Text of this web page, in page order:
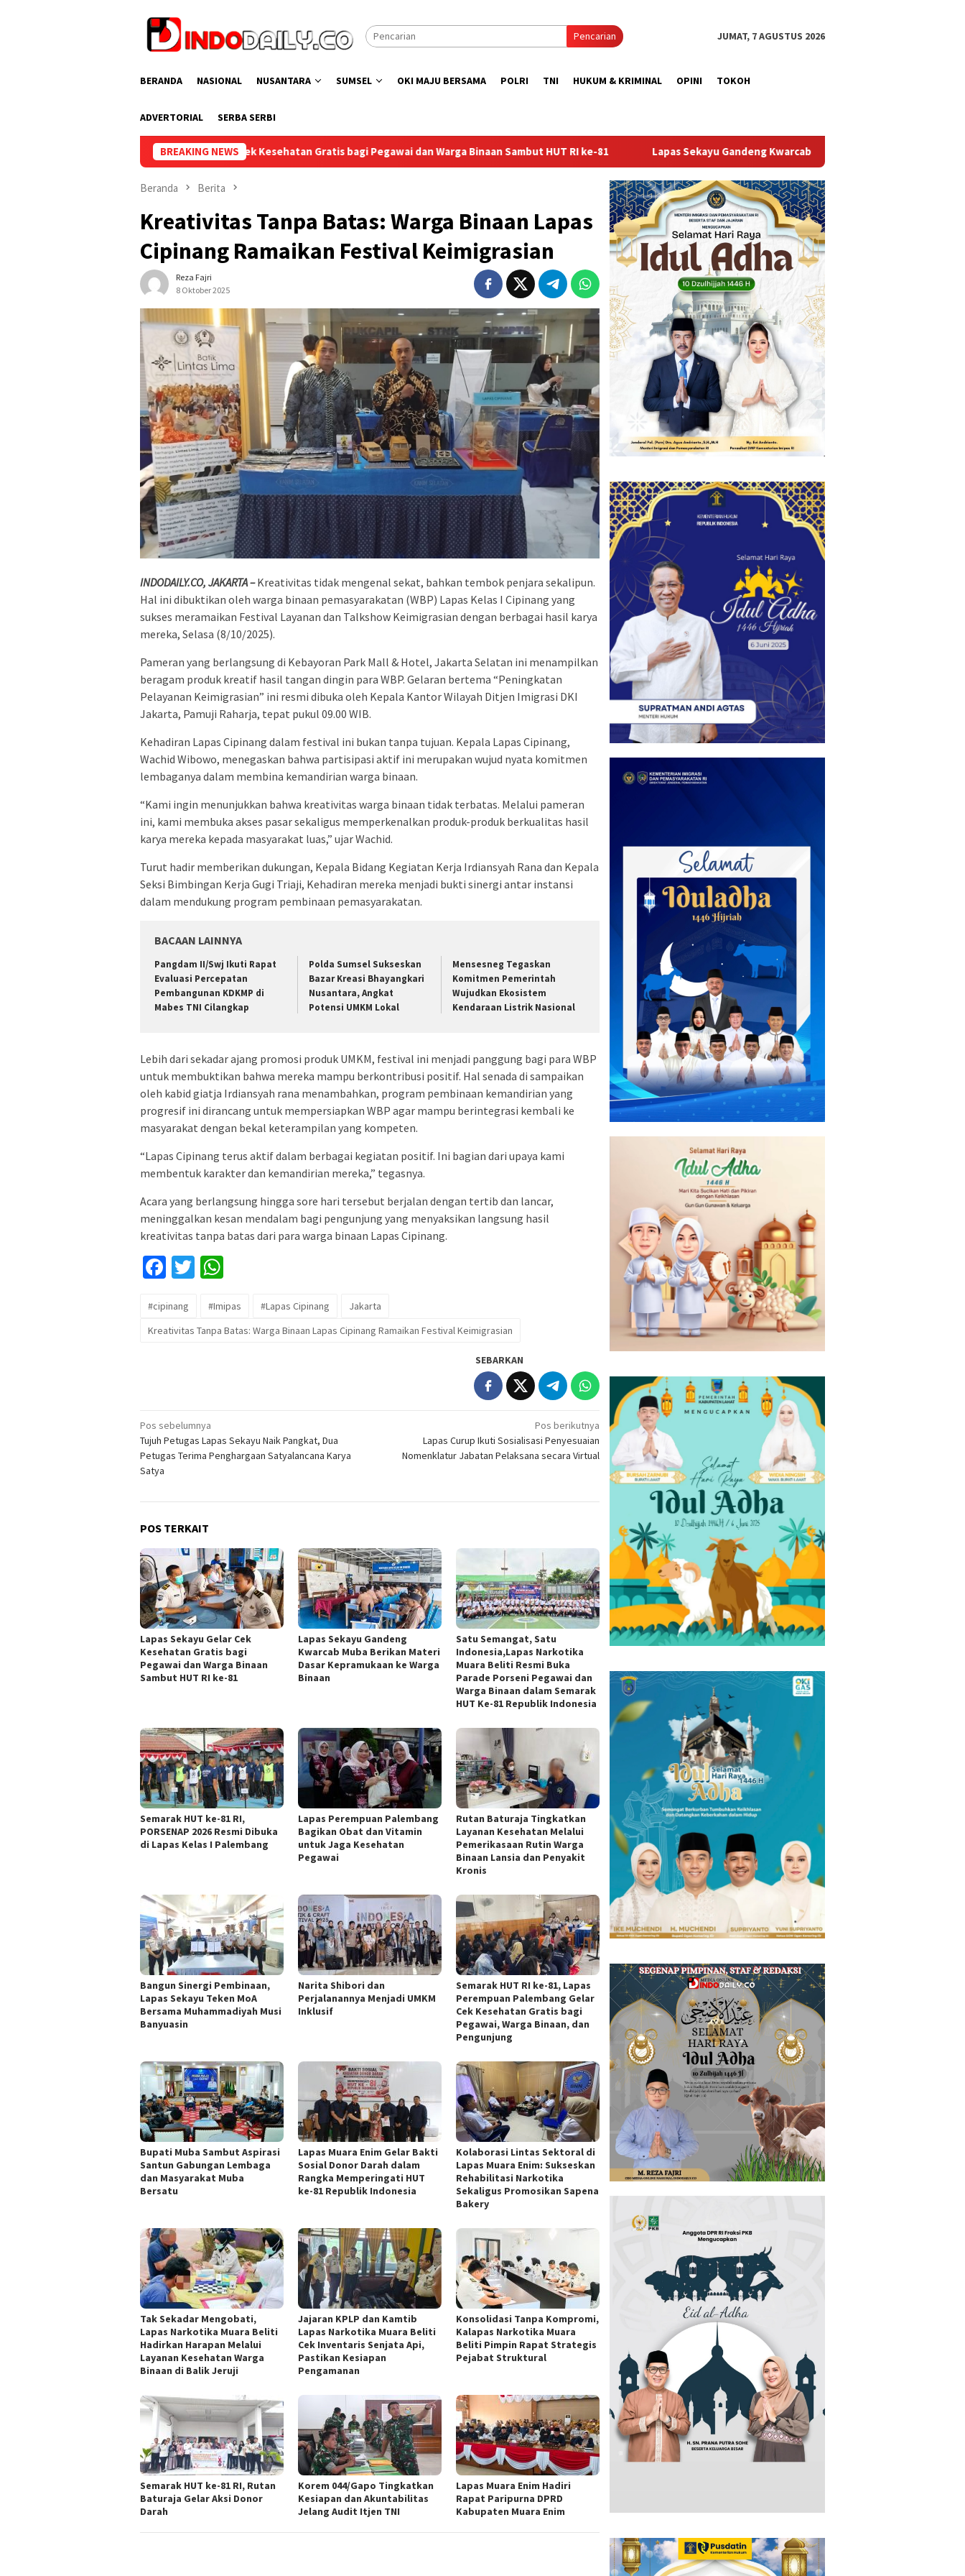
Pencarian JUMAT, 7 AGUSTUS 2026
BERANDA NASIONAL NUSANTARA SUMSEL OKI MAJU BERSAMA POLRI TNI HUKUM & KRIMINAL OPINI TOKOH
ADVERTORIAL SERBA SERBI
BREAKING NEWS
Sekayu Gelar Cek Kesehatan Gratis bagi Pegawai dan Warga Binaan Sambut HUT RI ke-81 Lapas Sekayu Gandeng Kwarcab Muba Berikan Materi Dasar Kepramukaan ke Warga Binaan
Beranda Berita
Kreativitas Tanpa Batas: Warga Binaan Lapas
Cipinang Ramaikan Festival Keimigrasian
Reza Fajri
8 Oktober 2025
INDODAILY.CO, JAKARTA – Kreativitas tidak mengenal sekat, bahkan tembok penjara sekalipun.
Hal ini dibuktikan oleh warga binaan pemasyarakatan (WBP) Lapas Kelas I Cipinang yang
sukses meramaikan Festival Layanan dan Talkshow Keimigrasian dengan berbagai hasil karya
mereka, Selasa (8/10/2025).
Pameran yang berlangsung di Kebayoran Park Mall & Hotel, Jakarta Selatan ini menampilkan
beragam produk kreatif hasil tangan dingin para WBP. Gelaran bertema “Peningkatan
Pelayanan Keimigrasian” ini resmi dibuka oleh Kepala Kantor Wilayah Ditjen Imigrasi DKI
Jakarta, Pamuji Raharja, tepat pukul 09.00 WIB.
Kehadiran Lapas Cipinang dalam festival ini bukan tanpa tujuan. Kepala Lapas Cipinang,
Wachid Wibowo, menegaskan bahwa partisipasi aktif ini merupakan wujud nyata komitmen
lembaganya dalam membina kemandirian warga binaan.
“Kami ingin menunjukkan bahwa kreativitas warga binaan tidak terbatas. Melalui pameran
ini, kami membuka akses pasar sekaligus memperkenalkan produk-produk berkualitas hasil
karya mereka kepada masyarakat luas,” ujar Wachid.
Turut hadir memberikan dukungan, Kepala Bidang Kegiatan Kerja Irdiansyah Rana dan Kepala
Seksi Bimbingan Kerja Gugi Triaji, Kehadiran mereka menjadi bukti sinergi antar instansi
dalam mendukung program pembinaan pemasyarakatan.
BACAAN LAINNYA
Pangdam II/Swj Ikuti Rapat
Evaluasi Percepatan
Pembangunan KDKMP di
Mabes TNI Cilangkap
Polda Sumsel Sukseskan
Bazar Kreasi Bhayangkari
Nusantara, Angkat
Potensi UMKM Lokal
Mensesneg Tegaskan
Komitmen Pemerintah
Wujudkan Ekosistem
Kendaraan Listrik Nasional
Lebih dari sekadar ajang promosi produk UMKM, festival ini menjadi panggung bagi para WBP
untuk membuktikan bahwa mereka mampu berkontribusi positif. Hal senada di sampaikan
oleh kabid giatja Irdiansyah rana menambahkan, program pembinaan kemandirian yang
progresif ini dirancang untuk mempersiapkan WBP agar mampu berintegrasi kembali ke
masyarakat dengan bekal keterampilan yang kompeten.
“Lapas Cipinang terus aktif dalam berbagai kegiatan positif. Ini bagian dari upaya kami
membentuk karakter dan kemandirian mereka,” tegasnya.
Acara yang berlangsung hingga sore hari tersebut berjalan dengan tertib dan lancar,
meninggalkan kesan mendalam bagi pengunjung yang menyaksikan langsung hasil
kreativitas tanpa batas dari para warga binaan Lapas Cipinang.
Facebook
Twitter
#cipinang #Imipas #Lapas Cipinang
Jakarta
Kreativitas Tanpa Batas: Warga Binaan Lapas Cipinang Ramaikan Festival Keimigrasian
SEBARKAN
Navigasi
pos
Pos sebelumnya
Tujuh Petugas Lapas Sekayu Naik Pangkat, Dua
Petugas Terima Penghargaan Satyalancana Karya
Satya
Pos berikutnya
Lapas Curup Ikuti Sosialisasi Penyesuaian
Nomenklatur Jabatan Pelaksana secara Virtual
POS TERKAIT
Lapas Sekayu Gelar Cek
Kesehatan Gratis bagi
Pegawai dan Warga Binaan
Sambut HUT RI ke-81
Lapas Sekayu Gandeng
Kwarcab Muba Berikan Materi
Dasar Kepramukaan ke Warga
Binaan
Satu Semangat, Satu
Indonesia,Lapas Narkotika
Muara Beliti Resmi Buka
Parade Porseni Pegawai dan
Warga Binaan dalam Semarak
HUT Ke-81 Republik Indonesia
Semarak HUT ke-81 RI,
PORSENAP 2026 Resmi Dibuka
di Lapas Kelas I Palembang
Lapas Perempuan Palembang
Bagikan Obat dan Vitamin
untuk Jaga Kesehatan
Pegawai
Rutan Baturaja Tingkatkan
Layanan Kesehatan Melalui
Pemerikasaan Rutin Warga
Binaan Lansia dan Penyakit
Kronis
Bangun Sinergi Pembinaan,
Lapas Sekayu Teken MoA
Bersama Muhammadiyah Musi
Banyuasin
Narita Shibori dan
Perjalanannya Menjadi UMKM
Inklusif
Semarak HUT RI ke-81, Lapas
Perempuan Palembang Gelar
Cek Kesehatan Gratis bagi
Pegawai, Warga Binaan, dan
Pengunjung
Bupati Muba Sambut Aspirasi
Santun Gabungan Lembaga
dan Masyarakat Muba
Bersatu
Lapas Muara Enim Gelar Bakti
Sosial Donor Darah dalam
Rangka Memperingati HUT
ke-81 Republik Indonesia
Kolaborasi Lintas Sektoral di
Lapas Muara Enim: Sukseskan
Rehabilitasi Narkotika
Sekaligus Promosikan Sapena
Bakery
Tak Sekadar Mengobati,
Lapas Narkotika Muara Beliti
Hadirkan Harapan Melalui
Layanan Kesehatan Warga
Binaan di Balik Jeruji
Jajaran KPLP dan Kamtib
Lapas Narkotika Muara Beliti
Cek Inventaris Senjata Api,
Pastikan Kesiapan
Pengamanan
Konsolidasi Tanpa Kompromi,
Kalapas Narkotika Muara
Beliti Pimpin Rapat Strategis
Pejabat Struktural
Semarak HUT ke-81 RI, Rutan
Baturaja Gelar Aksi Donor
Darah
Korem 044/Gapo Tingkatkan
Kesiapan dan Akuntabilitas
Jelang Audit Itjen TNI
Lapas Muara Enim Hadiri
Rapat Paripurna DPRD
Kabupaten Muara Enim